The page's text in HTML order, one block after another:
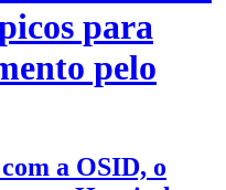
para
pelo
a OSID, o